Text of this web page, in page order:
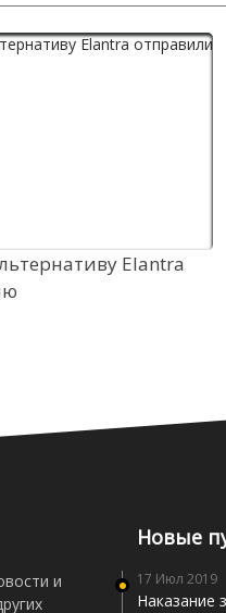
Elantra
и
Новые
17 Июл 2019
Наказание